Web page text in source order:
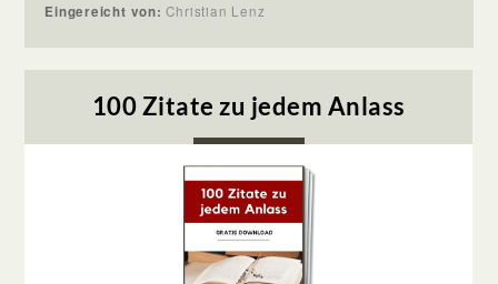
Eingereicht von:Christian Lenz